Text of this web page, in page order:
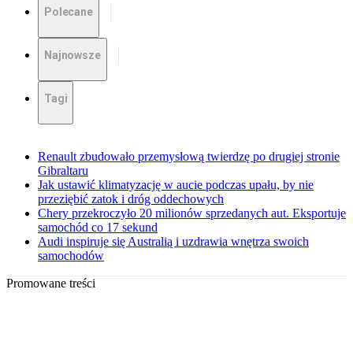
Polecane
Najnowsze
Tagi
Renault zbudowało przemysłową twierdzę po drugiej stronie
Gibraltaru
Jak ustawić klimatyzację w aucie podczas upału, by nie
przeziębić zatok i dróg oddechowych
Chery przekroczyło 20 milionów sprzedanych aut. Eksportuje
samochód co 17 sekund
Audi inspiruje się Australią i uzdrawia wnętrza swoich
samochodów
Promowane treści